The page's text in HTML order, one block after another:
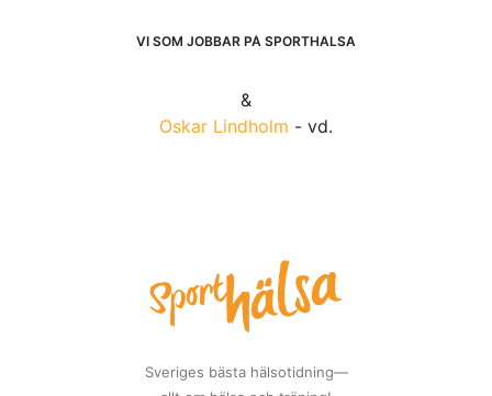
VI SOM JOBBAR PÅ SPORTHÄLSA
&
Oskar Lindholm - vd.
Sveriges bästa hälsotidning—